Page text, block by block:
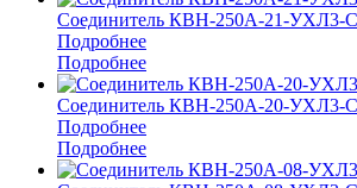
Соединитель КВН-250А-21-УХЛ3-
Подробнее
Подробнее
Соединитель КВН-250А-20-УХЛ3-
Подробнее
Подробнее